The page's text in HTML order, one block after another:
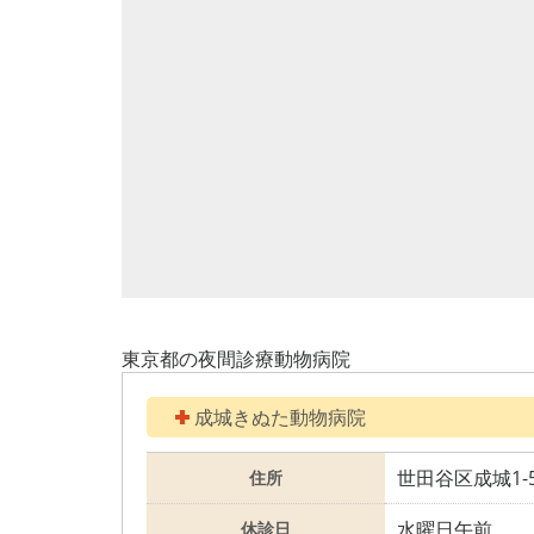
東京都の夜間診療動物病院
成城きぬた動物病院
住所 世田谷区成城1-
休診日